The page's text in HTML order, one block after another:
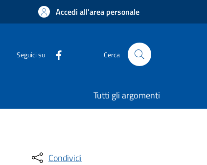
Accedi all'area personale
Seguici su Cerca
Tutti gli argomenti
Condividi